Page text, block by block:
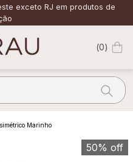
exceto RJ em produtos de
0
Marinho
50% off